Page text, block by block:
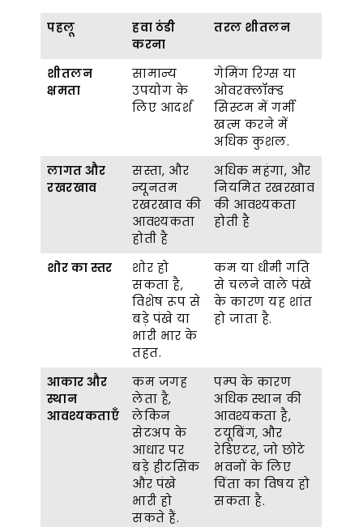
पहलू
हवा ठंडी
करना
तरल शीतलन
शीतलन
क्षमता
सामान्य
उपयोग के
लिए आदर्श
गेमिंग रिग्स या
ओवरक्लॉक्ड
सिस्टम में गर्मी
खत्म करने में
अधिक कुशल.
लागत और
रखरखाव
सस्ता, और
न्यूनतम
रखरखाव की
आवश्यकता
होती है
अधिक महंगा, और
नियमित रखरखाव
की आवश्यकता
होती है
शोर का स्तर
शोर हो
सकता है,
विशेष रूप से
बड़े पंखे या
भारी भार के
तहत.
कम या धीमी गति
से चलने वाले पंखे
के कारण यह शांत
हो जाता है.
आकार और
स्थान
आवश्यकताएँ
कम जगह
लेता है,
लेकिन
सेटअप के
आधार पर
बड़े हीटसिंक
और पंखे
भारी हो
सकते हैं.
पम्प के कारण
अधिक स्थान की
आवश्यकता है,
टयूबिंग, और
रेडिएटर, जो छोटे
भवनों के लिए
चिंता का विषय हो
सकता है.